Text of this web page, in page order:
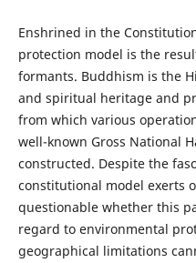
Enshrined in the
protection model is the
formants. Buddhism is the
and spiritual heritage and
from which various
well-known Gross National
constructed. Despite the
constitutional model exerts
questionable whether this
regard to environmental
geographical limitations